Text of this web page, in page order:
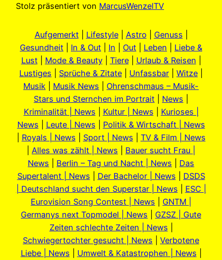
Stolz präsentiert von MarcusWenzelTV
Aufgemerkt| Lifestyle| Astro Genuss
Gesundheit
In & Out In Out Leben
Liebe &
Lust| Mode & Beauty| Tiere| Urlaub & Reisen
Lustiges
Sprüche & Zitate Unfassbar Witze
Musik
Musik News
Ohrenschmaus – Musik-
Stars und Sternchen im Portrait
News
Kriminalität | News
Kultur | News
Kurioses |
News
Leute | News
Politik & Wirtschaft | News
Royals | News Sport | News
TV & Film | News
Alles was zählt | News
Bauer sucht Frau |
News
Berlin – Tag und Nacht | News
Das
Supertalent | News
Der Bachelor | News
DSDS
| Deutschland sucht den Superstar | News
ESC |
Eurovision Song Contest | News
GNTM |
Germanys next Topmodel | News
GZSZ | Gute
Zeiten schlechte Zeiten | News
Schwiegertochter gesucht | News
Verbotene
Liebe | News
Umwelt & Katastrophen | News